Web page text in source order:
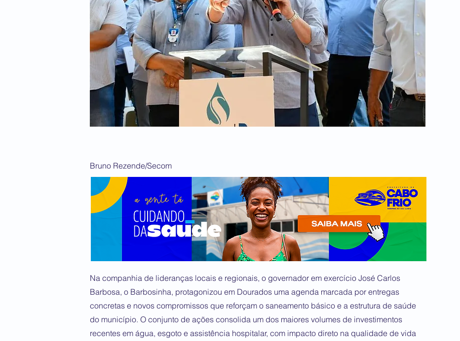
Bruno Rezende/Secom
Na companhia de lideranças locais e regionais, o governador em exercício José Carlos
Barbosa, o Barbosinha, protagonizou em Dourados uma agenda marcada por entregas
concretas e novos compromissos que reforçam o saneamento básico e a estrutura de saúde
do município. O conjunto de ações consolida um dos maiores volumes de investimentos
recentes em água, esgoto e assistência hospitalar, com impacto direto na qualidade de vida